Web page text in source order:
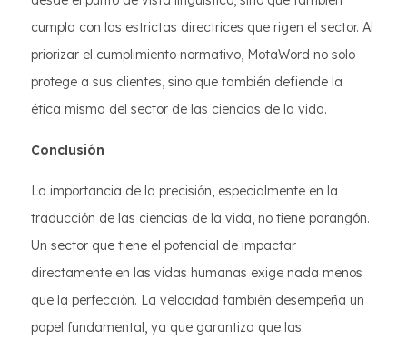
cumpla con las estrictas directrices que rigen el sector. Al
priorizar el cumplimiento normativo, MotaWord no solo
protege a sus clientes, sino que también defiende la
ética misma del sector de las ciencias de la vida.
Conclusión
La importancia de la precisión, especialmente en la
traducción de las ciencias de la vida, no tiene parangón.
Un sector que tiene el potencial de impactar
directamente en las vidas humanas exige nada menos
que la perfección. La velocidad también desempeña un
papel fundamental, ya que garantiza que las